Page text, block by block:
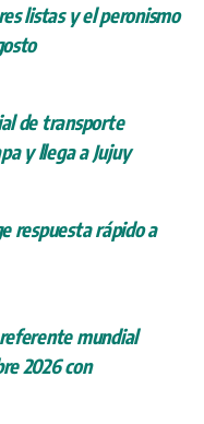
listas y el peronismo
de transporte
y llega a Jujuy
respuesta rápido a
mundial
2026 con